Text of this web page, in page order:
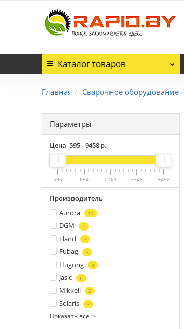
Каталогтоваров
Главная Сварочное оборудование
Параметры
Цена595-9458 р.
595 654 1261 3348 9458
Производитель
Aurora
11
DGM 1
Eland 3
Fubag 3
Hugong 3
Jasic 6
Mikkeli 2
Solaris 3
Показать все